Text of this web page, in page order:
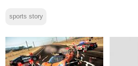
sports story